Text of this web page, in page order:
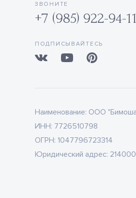
ЗВОНИТЕ
+7 (985) 922-94-11
ПОДПИСЫВАЙТЕСЬ
Наименование: ООО
ИНН: 7726510798
ОГРН: 1047796723314
Юридический адрес: